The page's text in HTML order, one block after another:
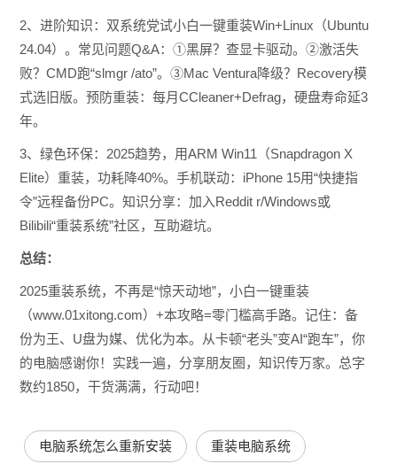
2、进阶知识：双系统党试小白一键重装Win+Linux（Ubuntu
24.04）。常见问题Q&A：①黑屏？查显卡驱动。②激活失
败？CMD跑“slmgr /ato”。③Mac Ventura降级？Recovery模
式选旧版。预防重装：每月CCleaner+Defrag，硬盘寿命延3
年。
3、绿色环保：2025趋势，用ARM Win11（Snapdragon X
Elite）重装，功耗降40%。手机联动：iPhone 15用“快捷指
令”远程备份PC。知识分享：加入Reddit r/Windows或
Bilibili“重装系统”社区，互助避坑。
总结：
2025重装系统，不再是“惊天动地”，小白一键重装
（www.01xitong.com）+本攻略=零门槛高手路。记住：备
份为王、U盘为媒、优化为本。从卡顿“老头”变AI“跑车”，你
的电脑感谢你！实践一遍，分享朋友圈，知识传万家。总字
数约1850，干货满满，行动吧！
电脑系统怎么重新安装 重装电脑系统